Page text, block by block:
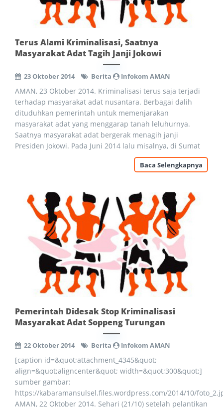
Terus Alami Kriminalisasi, Saatnya
Masyarakat Adat Tagih Janji Jokowi
23 Oktober 2014 Berita Infokom AMAN
AMAN, 23 Oktober 2014. Kriminalisasi terus saja terjadi
terhadap masyarakat adat nusantara. Berbagai dalih
dituduhkan pemerintah untuk memenjarakan
masyarakat adat yang menggarap tanah leluhurnya.
Saatnya masyarakat adat bergerak menagih janji
Presiden Jokowi. Pada Juni 2014 lalu misalnya, di Sumat
Baca Selengkapnya
Pemerintah Didesak Stop Kriminalisasi
Masyarakat Adat Soppeng Turungan
22 Oktober 2014 Berita Infokom AMAN
[caption id=&quot;attachment_4345&quot;
align=&quot;aligncenter&quot; width=&quot;300&quot;]
sumber gambar:
https://kabaramansulsel.files.wordpress.com/2014/10/
AMAN, 22 Oktober 2014. Sehari (21/10) setelah pelantikan